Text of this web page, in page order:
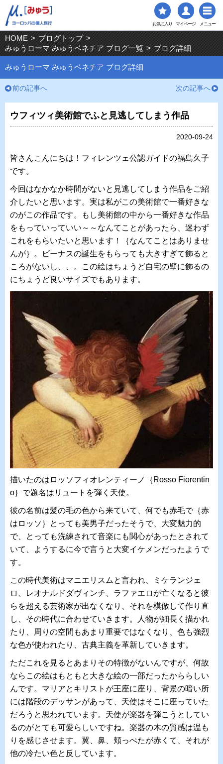
お気に入り マイページ メニュー
HOME > ブログトップ >
みゅうローマ みゅうベネチア ブログ一覧 > ブログ詳細
みゅうローマ みゅうベネチア ブログ詳細
前の記事へ 次の記事へ
ウフィツィ美術館でふと見逃してしまう作品
2020-09-24
皆さんこんにちは！フィレンツェ公認ガイドの福島久子
です。
今回はなかなか時間がないと見逃してしまう作品をご紹
介したいと思います。実は私がこの美術館で一番好きな
のがこの作品です。もし美術館の中から一番好きな作品
をもっていっていい～～なんてことがあったら、迷わず
これをもらいたいと思います！｛なんてことはありませ
んが｝。ビーナスの誕生をもらっても大きすぎて飾ると
ころがないし、、。この絵はちょうど自宅の壁に飾るの
にちょうど良いサイズでもあります。
描いたのはロッソフィオレンティーノ｛Rosso Fiorentin
o｝で題名はリュートを弾く天使。
彼の名前は髪の毛の色から来ていて、何でも赤毛で｛赤
はロッソ｝とっても美男子だったそうで、大変魅力的
で、とっても洗練されて音楽にも関心があったとされて
いて、ようするに今で言うと大変イケメンだったようで
す。
この時代美術はマニエリスムと言われ、ミケランジェ
ロ、レオナルドダヴィンチ、ラファエロが亡くなると彼
らを超える芸術家が出なくなり、それを模倣して作り直
し、その時代に合わせていきます。人物が細長く描かれ
たり、周りの空間もあまり重要ではなくなり、色も強烈
な色が使われたり、古典主義を革新していきます。
ただこれを見るとあまりその特徴がないんですが、何故
ならこの絵はもともと大きな絵の一部だったかららしい
んです。マリアとキリストが王座に座り、背景の暗い所
には階段のデッサンがあって、天使はそこに座っていた
だろうと思われています。天使が楽器を弾こうとしてい
るのがとても可愛らしいですね。楽器の木の質感は温も
りを感じさせます。翼、鼻、頬っぺたが赤くて、それが
他の冷たい色と反しています。